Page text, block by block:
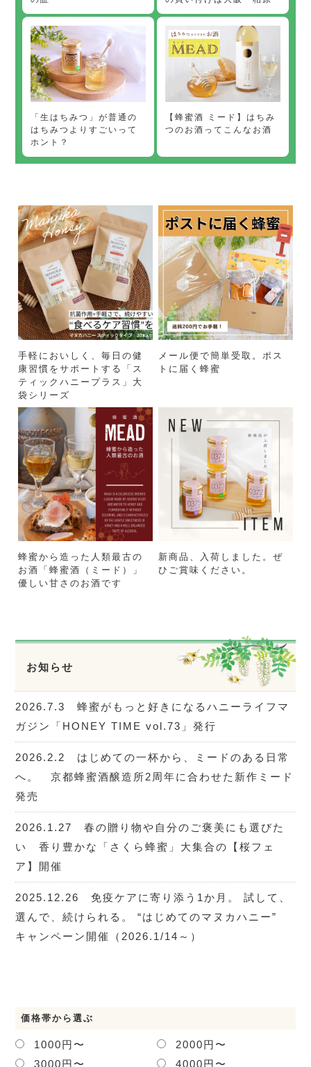
「生はちみつ」が普通の
はちみつよりすごいって
ホント？
【蜂蜜酒 ミード】はちみ
つのお酒ってこんなお酒
手軽においしく、毎日の健
康習慣をサポートする「ス
ティックハニープラス」大
袋シリーズ
メール便で簡単受取。ポス
トに届く蜂蜜
蜂蜜から造った人類最古の
お酒「蜂蜜酒（ミード）」
優しい甘さのお酒です
新商品、入荷しました。ぜ
ひご賞味ください。
お知らせ
2026.7.3 蜂蜜がもっと好きになるハニーライフマ
ガジン「HONEY TIME vol.73」発行
2026.2.2 はじめての一杯から、ミードのある日常
へ。 京都蜂蜜酒醸造所2周年に合わせた新作ミード
発売
2026.1.27 春の贈り物や自分のご褒美にも選びた
い 香り豊かな「さくら蜂蜜」大集合の【桜フェ
ア】開催
2025.12.26 免疫ケアに寄り添う1か月。 試して、
選んで、続けられる。 “はじめてのマヌカハニー”
キャンペーン開催（2026.1/14～）
価格帯から選ぶ
1000円〜
2000円〜
3000円〜
4000円〜